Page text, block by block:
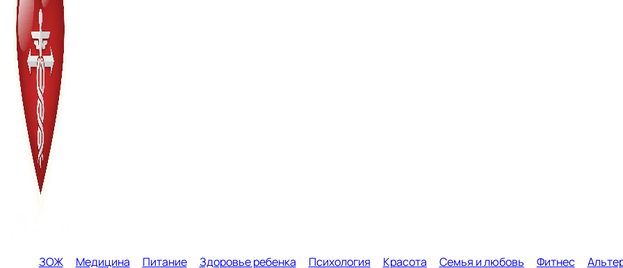
ЗОЖ Медицина Питание Здоровье ребенка Психология Красота Семья и любовь Фитнес